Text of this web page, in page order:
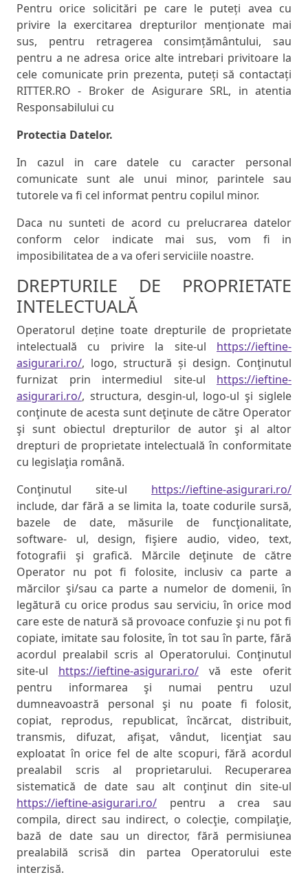
Pentru orice solicitări pe care le puteți avea cu
privire la exercitarea drepturilor menționate mai
sus, pentru retragerea consimțământului, sau
pentru a ne adresa orice alte intrebari privitoare la
cele comunicate prin prezenta, puteți să contactați
RITTER.RO - Broker de Asigurare SRL, in atentia
Responsabilului cu
Protectia Datelor.
In cazul in care datele cu caracter personal
comunicate sunt ale unui minor, parintele sau
tutorele va fi cel informat pentru copilul minor.
Daca nu sunteti de acord cu prelucrarea datelor
conform celor indicate mai sus, vom fi in
imposibilitatea de a va oferi serviciile noastre.
DREPTURILE DE PROPRIETATE
INTELECTUALĂ
Operatorul deține toate drepturile de proprietate
intelectuală cu privire la site-ul https://ieftine-
asigurari.ro/, logo, structură și design. Conţinutul
furnizat prin intermediul site-ul https://ieftine-
asigurari.ro/, structura, desgin-ul, logo-ul şi siglele
conţinute de acesta sunt deţinute de către Operator
şi sunt obiectul drepturilor de autor şi al altor
drepturi de proprietate intelectuală în conformitate
cu legislaţia română.
Conţinutul site-ul https://ieftine-asigurari.ro/
include, dar fără a se limita la, toate codurile sursă,
bazele de date, măsurile de funcţionalitate,
software- ul, design, fişiere audio, video, text,
fotografii şi grafică. Mărcile deţinute de către
Operator nu pot fi folosite, inclusiv ca parte a
mărcilor şi/sau ca parte a numelor de domenii, în
legătură cu orice produs sau serviciu, în orice mod
care este de natură să provoace confuzie şi nu pot fi
copiate, imitate sau folosite, în tot sau în parte, fără
acordul prealabil scris al Operatorului. Conţinutul
site-ul https://ieftine-asigurari.ro/vă este oferit
pentru informarea şi numai pentru uzul
dumneavoastră personal şi nu poate fi folosit,
copiat, reprodus, republicat, încărcat, distribuit,
transmis, difuzat, afişat, vândut, licenţiat sau
exploatat în orice fel de alte scopuri, fără acordul
prealabil scris al proprietarului. Recuperarea
sistematică de date sau alt conţinut din site-ul
https://ieftine-asigurari.ro/ pentru a crea sau
compila, direct sau indirect, o colecţie, compilaţie,
bază de date sau un director, fără permisiunea
prealabilă scrisă din partea Operatorului este
interzisă.